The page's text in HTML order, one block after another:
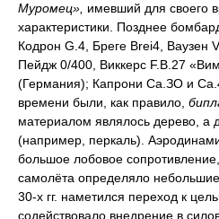
Муромец», имевший для своего
характеристики. Позднее
Кодрон G.4, Бреге Brei4, Ваузен
Пейдж 0/400, Виккерс F.B.27
(Германия); Капрони Са.ЗО и
времени были, как правило,
материалом являлось дерево, а
(например, перкаль).
большое лобовое
самолёта определяло
30-х гг. наметился переход к
содействовало внедрение в